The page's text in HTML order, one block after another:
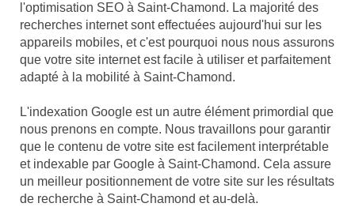
l'optimisation SEO à Saint-Chamond. La majorité des
recherches internet sont effectuées aujourd'hui sur les
appareils mobiles, et c'est pourquoi nous nous assurons
que votre site internet est facile à utiliser et parfaitement
adapté à la mobilité à Saint-Chamond.
L'indexation Google est un autre élément primordial que
nous prenons en compte. Nous travaillons pour garantir
que le contenu de votre site est facilement interprétable
et indexable par Google à Saint-Chamond. Cela assure
un meilleur positionnement de votre site sur les résultats
de recherche à Saint-Chamond et au-delà.